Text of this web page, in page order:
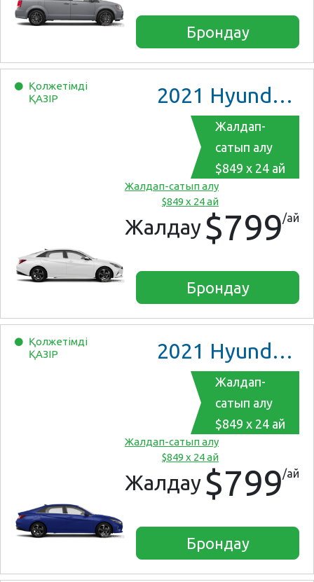
Брондау
Қолжетімді
ҚАЗІР
2021 Hyundai Elantra
Жалдап-
сатып алу
$849 x 24 ай
Жалдап-сатып алу
$849 x 24 ай
Жалдау $799/ай
Брондау
Қолжетімді
ҚАЗІР
2021 Hyundai Elantra
Жалдап-
сатып алу
$849 x 24 ай
Жалдап-сатып алу
$849 x 24 ай
Жалдау $799/ай
Брондау